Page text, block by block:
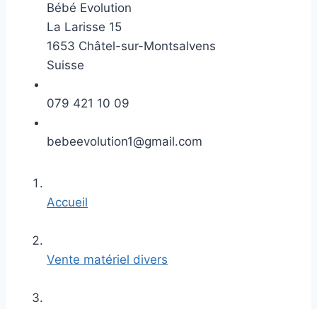
Bébé Evolution
La Larisse 15
1653 Châtel-sur-Montsalvens
Suisse
079 421 10 09
bebeevolution1@gmail.com
Accueil
Vente matériel divers